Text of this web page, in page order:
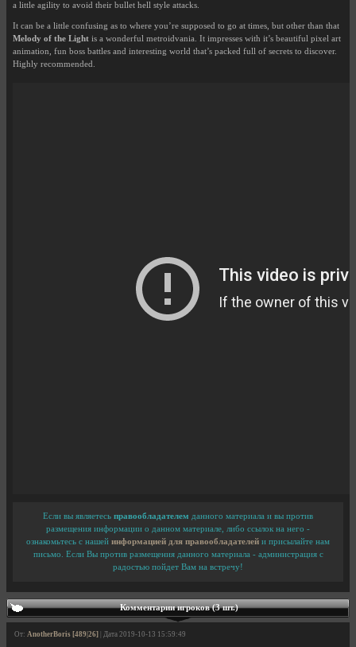
a little agility to avoid their bullet hell style attacks.
It can be a little confusing as to where you’re supposed to go at times, but other than that
Melody of the Light is a wonderful metroidvania. It impresses with it’s beautiful pixel art
animation, fun boss battles and interesting world that’s packed full of secrets to discover.
Highly recommended.
Если вы являетесь правообладателем данного материала и вы против
размещения информации о данном материале, либо ссылок на него -
ознакомьтесь с нашей информацией для правообладателей и присылайте нам
письмо. Если Вы против размещения данного материала - администрация с
радостью пойдет Вам на встречу!
Комментарии игроков (3 шт.)
От: AnotherBoris [489|26] | Дата 2019-10-13 15:59:49